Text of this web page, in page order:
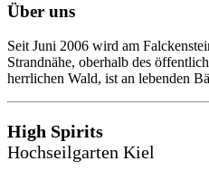
Über uns
Seit Juni 2006 wird am
Strandnähe, oberhalb des
herrlichen Wald, ist an lebenden
High Spirits
Hochseilgarten Kiel